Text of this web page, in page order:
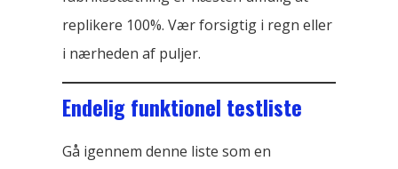
replikere 100%. Vær forsigtig i regn eller
i nærheden af ​​puljer.
Endelig funktionel testliste
Gå igennem denne liste som en